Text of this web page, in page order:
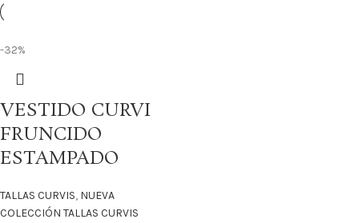
-32%
VESTIDO CURVI
FRUNCIDO
ESTAMPADO
TALLAS CURVIS, NUEVA
COLECCIÓN TALLAS CURVIS